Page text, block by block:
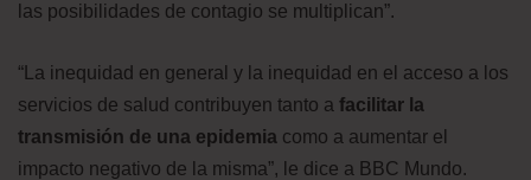
las posibilidades de contagio se multiplican”.
“La inequidad en general y la inequidad en el acceso a los
servicios de salud contribuyen tanto a facilitar la
transmisión de una epidemia como a aumentar el
impacto negativo de la misma”, le dice a BBC Mundo.